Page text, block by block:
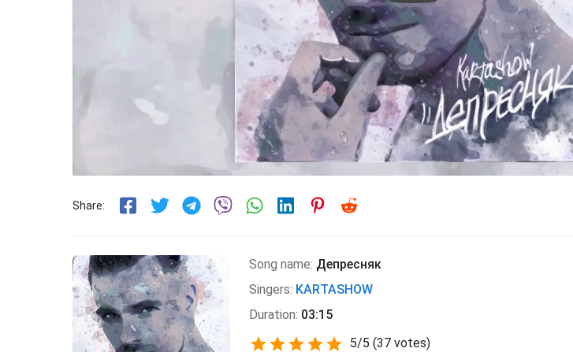
Share:
Song name: Депресняк
Singers: KARTASHOW
Duration: 03:15
5/5 (37 votes)